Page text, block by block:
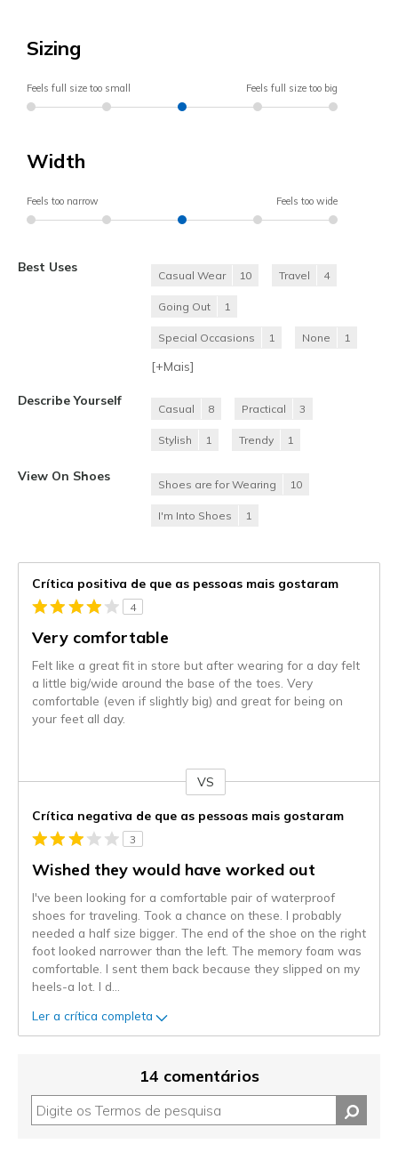
Sizing
Feels full size too small Feels full size too big
Width
Feels too narrow Feels too wide
Best Uses
Casual Wear 10 Travel 4
Going Out 1
Special Occasions 1 None 1
[+Mais]
Describe Yourself
Casual 8 Practical 3
Stylish 1 Trendy 1
View On Shoes
Shoes are for Wearing 10
I'm Into Shoes 1
Crítica positiva de que as pessoas mais gostaram
4
Very comfortable
Felt like a great fit in store but after wearing for a day felt
a little big/wide around the base of the toes. Very
comfortable (even if slightly big) and great for being on
your feet all day.
VS
Crítica negativa de que as pessoas mais gostaram
3
Wished they would have worked out
I've been looking for a comfortable pair of waterproof
shoes for traveling. Took a chance on these. I probably
needed a half size bigger. The end of the shoe on the right
foot looked narrower than the left. The memory foam was
comfortable. I sent them back because they slipped on my
heels-a lot. I d
Ler a crítica completa
14 comentários